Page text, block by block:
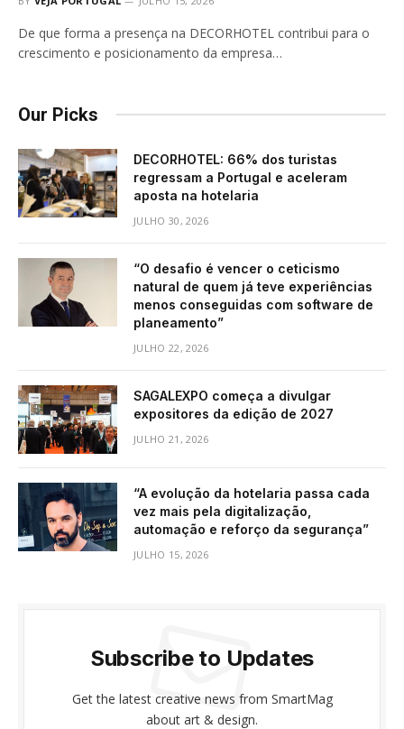
De que forma a presença na DECORHOTEL contribui para o
crescimento e posicionamento da empresa…
Our Picks
DECORHOTEL: 66% dos turistas
regressam a Portugal e aceleram
aposta na hotelaria
JULHO 30, 2026
“O desafio é vencer o ceticismo
natural de quem já teve experiências
menos conseguidas com software de
planeamento”
JULHO 22, 2026
SAGALEXPO começa a divulgar
expositores da edição de 2027
JULHO 21, 2026
“A evolução da hotelaria passa cada
vez mais pela digitalização,
automação e reforço da segurança”
JULHO 15, 2026
Subscribe to Updates
Get the latest creative news from SmartMag
about art & design.